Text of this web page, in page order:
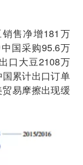
售净增181万
国采购95.6万
口大豆2108万
累计出口订单
易摩擦出现缓